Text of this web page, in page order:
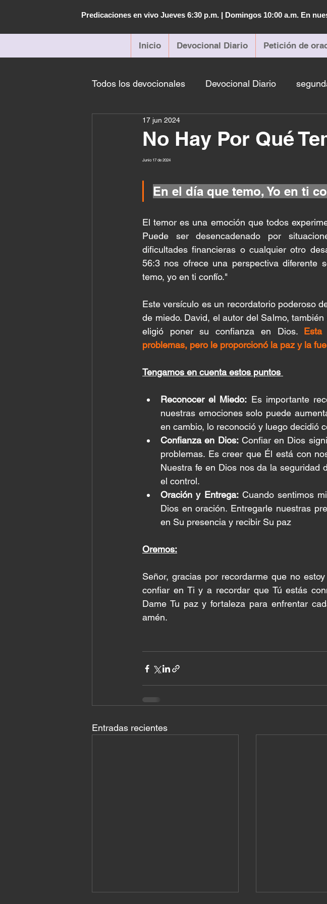
Predicaciones en vivo Jueves 6:30 p.m. | Domingos 10:00 a.m. En
Inicio Devocional Diario Petición de
Todos los devocionales Devocional Diario
No Hay Por Qué
17 jun 2024
Junio 17 de 2024
En el día que temo, Yo en ti
El temor es una emoción que todos
Puede ser desencadenado por
dificultades financieras o cualquier otro
56:3 nos ofrece una perspectiva diferente
temo, yo en ti confío."
Este versículo es un recordatorio poderoso
de miedo. David, el autor del Salmo,
eligió poner su confianza en Dios. Esta
problemas, pero le proporcionó la paz y la
Tengamos en cuenta estos puntos
Reconocer el Miedo: Es importante
nuestras emociones solo puede
en cambio, lo reconoció y luego decidió
Confianza en Dios: Confiar en Dios
problemas. Es creer que Él está con
Nuestra fe en Dios nos da la seguridad
el control.
Oración y Entrega: Cuando sentimos
Dios en oración. Entregarle nuestras
en Su presencia y recibir Su paz
Oremos:
Señor, gracias por recordarme que no
confiar en Ti y a recordar que Tú estás
Dame Tu paz y fortaleza para enfrentar
amén.
Entradas recientes